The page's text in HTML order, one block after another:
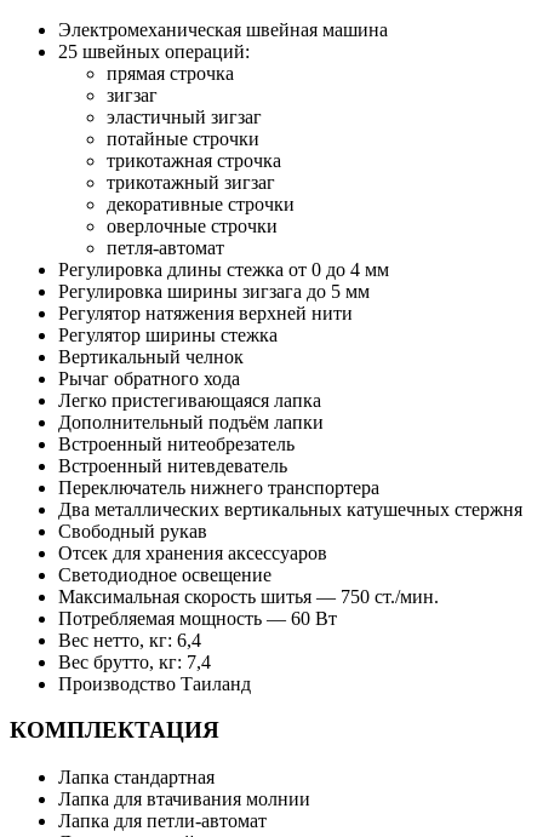
Электромеханическая швейная машина
25 швейных операций:
прямая строчка
зигзаг
эластичный зигзаг
потайные строчки
трикотажная строчка
трикотажный зигзаг
декоративные строчки
оверлочные строчки
петля-автомат
Регулировка длины стежка от 0 до 4 мм
Регулировка ширины зигзага до 5 мм
Регулятор натяжения верхней нити
Регулятор ширины стежка
Вертикальный челнок
Рычаг обратного хода
Легко пристегивающаяся лапка
Дополнительный подъём лапки
Встроенный нитеобрезатель
Встроенный нитевдеватель
Переключатель нижнего транспортера
Два металлических вертикальных катушечных стержня
Свободный рукав
Отсек для хранения аксессуаров
Светодиодное освещение
Максимальная скорость шитья — 750 ст./мин.
Потребляемая мощность — 60 Вт
Вес нетто, кг: 6,4
Вес брутто, кг: 7,4
Производство Таиланд
КОМПЛЕКТАЦИЯ
Лапка стандартная
Лапка для втачивания молнии
Лапка для петли-автомат